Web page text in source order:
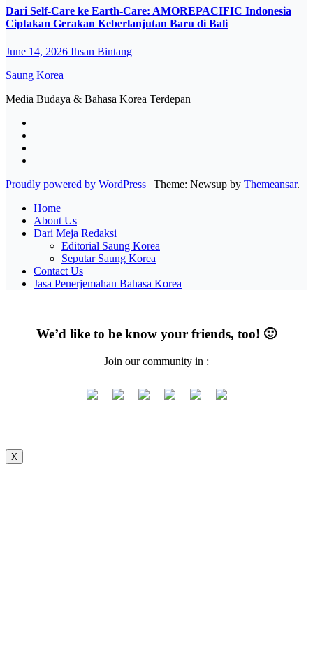
Dari Self-Care ke Earth-Care: AMOREPACIFIC Indonesia
Ciptakan Gerakan Keberlanjutan Baru di Bali
June 14, 2026 Ihsan Bintang
Saung Korea
Media Budaya & Bahasa Korea Terdepan
Proudly powered by WordPress | Theme: Newsup by Themeansar.
Home
About Us
Dari Meja Redaksi
Editorial Saung Korea
Seputar Saung Korea
Contact Us
Jasa Penerjemahan Bahasa Korea
We’d like to be know your friends, too! 🙂
Join our community in :
X